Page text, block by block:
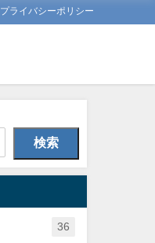
プライバシーポリシー
検索
36